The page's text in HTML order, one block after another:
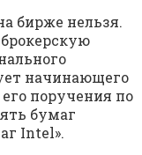
бирже нельзя.
начинающего
поручения по
бумаг
Intel».